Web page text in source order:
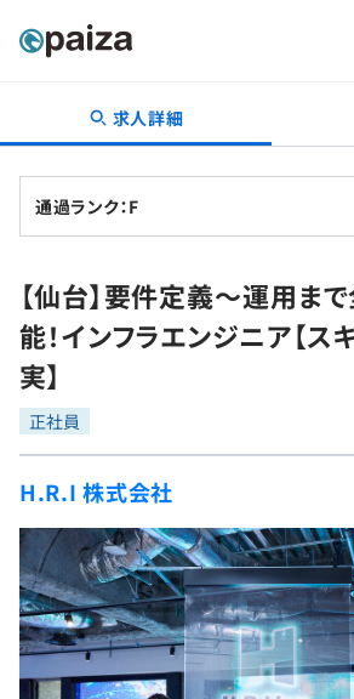
転職・キャリア
転職成功ガイド
転職エージェント
インタビュー
転職成功ガイド
新卒就活
求人検索
本選考
インターン
新卒エージェント
イベント・セミナー
インタビュー
就活成功ガイド
学習
問題集
4択課題
ナレッジ
リファレンス
プラン
プログラミング言語
評価結果一覧
再チャレンジ結果一覧
ゲーム・マンガ
Tech Team Journal
paiza times
note
paizaとは？
求人詳細
通過ランク：F
【仙台】要件定義〜運用ま
能！インフラエンジニア【ス
実】
正社員
H.R.I 株式会社